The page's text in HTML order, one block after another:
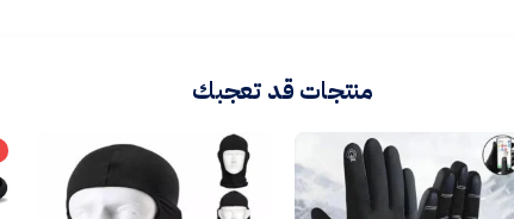
منتجات قد تعجبك